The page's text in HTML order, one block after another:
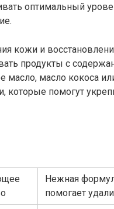
оптимальный
кожи и
продукты с
масло, масло кокоса
которые помогут
Нежная
помогает